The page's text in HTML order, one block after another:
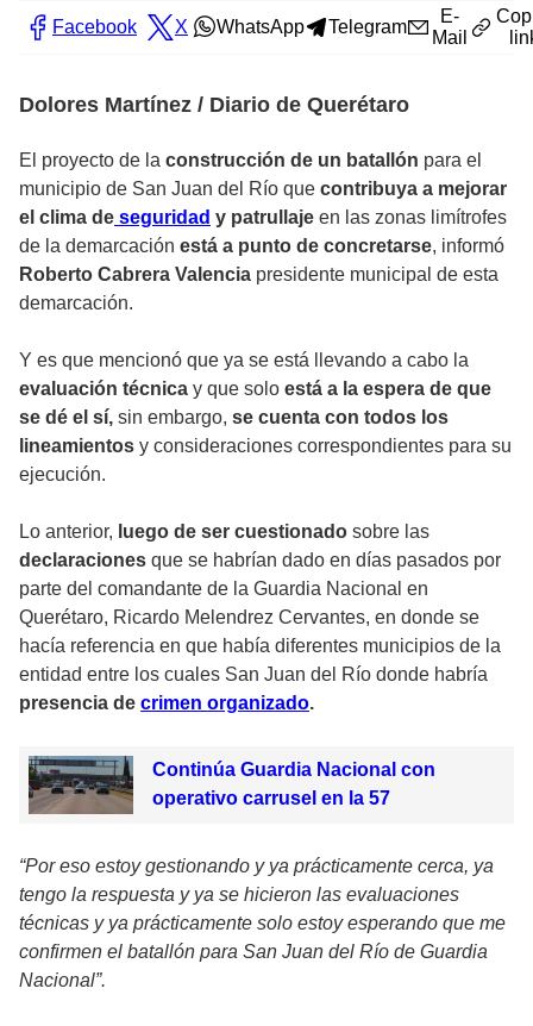
Facebook X WhatsApp Telegram
E-
Mail
Dolores Martínez / Diario de Querétaro
El proyecto de la construcción de un batallón para el
municipio de San Juan del Río que contribuya a mejorar
el clima de seguridad y patrullaje en las zonas limítrofes
de la demarcación está a punto de concretarse, informó
Roberto Cabrera Valencia presidente municipal de esta
demarcación.
Y es que mencionó que ya se está llevando a cabo la
evaluación técnica y que solo está a la espera de que
se dé el sí, sin embargo, se cuenta con todos los
lineamientos y consideraciones correspondientes para su
ejecución.
Lo anterior, luego de ser cuestionado sobre las
declaraciones que se habrían dado en días pasados por
parte del comandante de la Guardia Nacional en
Querétaro, Ricardo Melendrez Cervantes, en donde se
hacía referencia en que había diferentes municipios de la
entidad entre los cuales San Juan del Río donde habría
presencia de crimen organizado.
Continúa Guardia Nacional con
operativo carrusel en la 57
“Por eso estoy gestionando y ya prácticamente cerca, ya
tengo la respuesta y ya se hicieron las evaluaciones
técnicas y ya prácticamente solo estoy esperando que me
confirmen el batallón para San Juan del Río de Guardia
Nacional”.